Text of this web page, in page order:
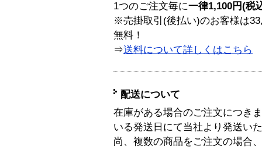
1つのご注文毎に一律1,100円(税
※売掛取引(後払い)のお客様は
無料！
⇒送料について詳しくはこちら
配送について
在庫がある場合のご注文につき
いる発送日にて当社より発送い
尚、複数の商品をご注文の場合